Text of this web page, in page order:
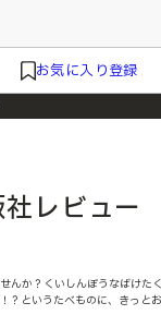
お気に入り登録
レビュー
んか？くいしんぼうなばけた
？というたべものに、きっと